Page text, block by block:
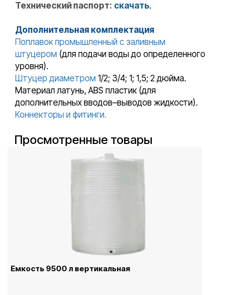
Технический паспорт: скачать.
Дополнительная комплектация
Поплавок промышленный с заливным
штуцером (для подачи воды до определенного
уровня).
Штуцер диаметром 1/2; 3/4; 1; 1,5; 2 дюйма.
Материал латунь, ABS пластик (для
дополнительных вводов–выводов жидкости).
Коннекторы и фитинги.
Просмотренные товары
Емкость 9500 л вертикальная